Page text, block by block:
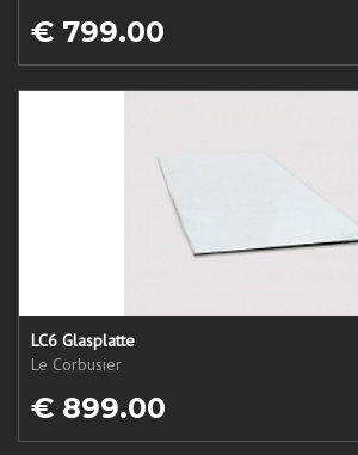
€ 799.00
LC6 Glasplatte
Le Corbusier
€ 899.00